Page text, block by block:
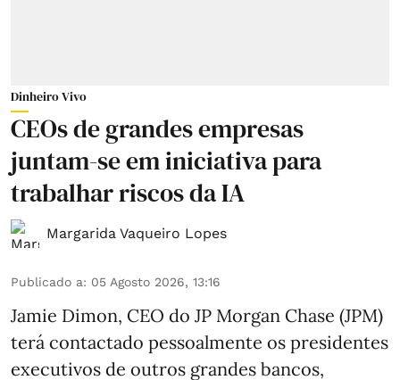
Dinheiro Vivo
CEOs de grandes empresas
juntam-se em iniciativa para
trabalhar riscos da IA
Margarida Vaqueiro Lopes
Publicado a: 05 Agosto 2026, 13:16
Jamie Dimon, CEO do JP Morgan Chase (JPM)
terá contactado pessoalmente os presidentes
executivos de outros grandes bancos,